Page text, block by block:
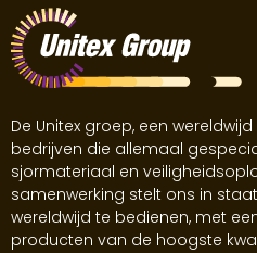
De Unitex groep, een
bedrijven die allemaal
sjormateriaal en
samenwerking stelt ons in
wereldwijd te bedienen, met
producten van de hoogste